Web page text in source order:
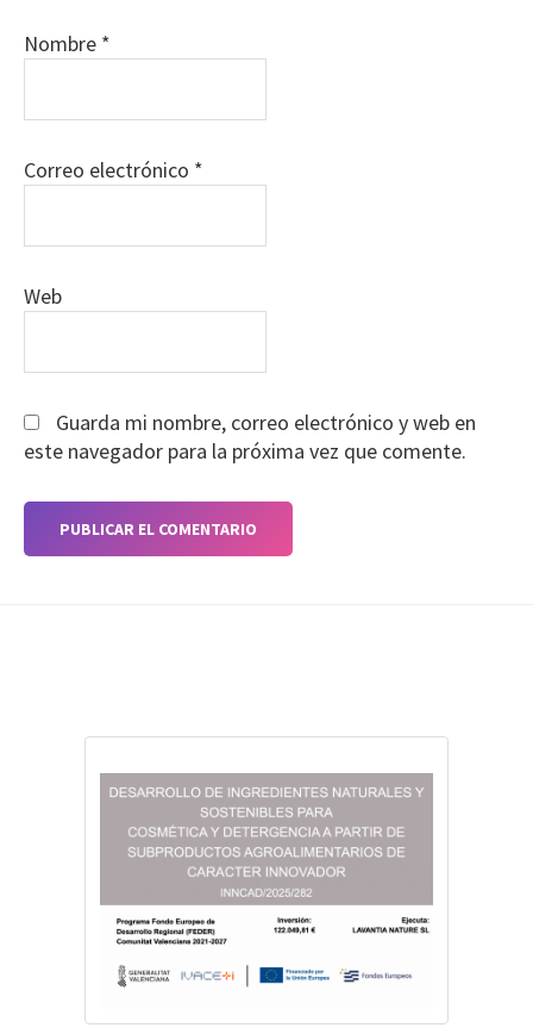
Nombre *
Correo electrónico *
Web
Guarda mi nombre, correo electrónico y web en
este navegador para la próxima vez que comente.